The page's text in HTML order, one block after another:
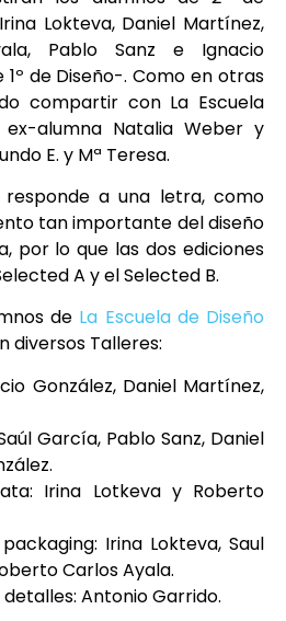
Lokteva, Daniel Martínez,
Pablo Sanz e Ignacio
de Diseño-. Como en otras
compartir con La Escuela
alumna Natalia Weber y
E. y Mª Teresa.
responde a una letra, como
tan importante del diseño
por lo que las dos ediciones
A y el Selected B.
de La Escuela de Diseño
diversos Talleres:
González, Daniel Martínez,
García, Pablo Sanz, Daniel
Irina Lotkeva y Roberto
Irina Lokteva, Saul
Carlos Ayala.
Antonio Garrido.